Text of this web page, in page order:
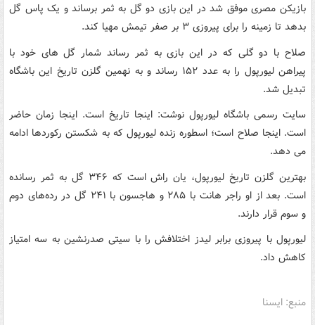
بازیکن مصری موفق شد در این بازی دو گل به ثمر برساند و یک پاس گل
بدهد تا زمینه را برای پیروزی ۳ بر صفر تیمش مهیا کند.
صلاح با دو گلی که در این بازی به ثمر رساند شمار گل های خود با
پیراهن لیورپول را به عدد ۱۵۲ رساند و به نهمین گلزن تاریخ این باشگاه
تبدیل شد.
سایت رسمی باشگاه لیورپول نوشت: اینجا تاریخ است. اینجا زمان حاضر
است. اینجا صلاح است؛ اسطوره زنده لیورپول که به شکستن رکوردها ادامه
می دهد.
بهترین گلزن تاریخ لیورپول، یان راش است که ۳۴۶ گل به ثمر رسانده
است. بعد از او راجر هانت با ۲۸۵ و هاجسون با ۲۴۱ گل در رده‌های دوم
و سوم قرار دارند.
لیورپول با پیروزی برابر لیدز اختلافش را با سیتی صدرنشین به سه امتیاز
کاهش داد.
منبع: ایسنا